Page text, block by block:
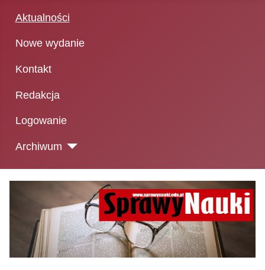
Aktualności
Nowe wydanie
Kontakt
Redakcja
Logowanie
Archiwum